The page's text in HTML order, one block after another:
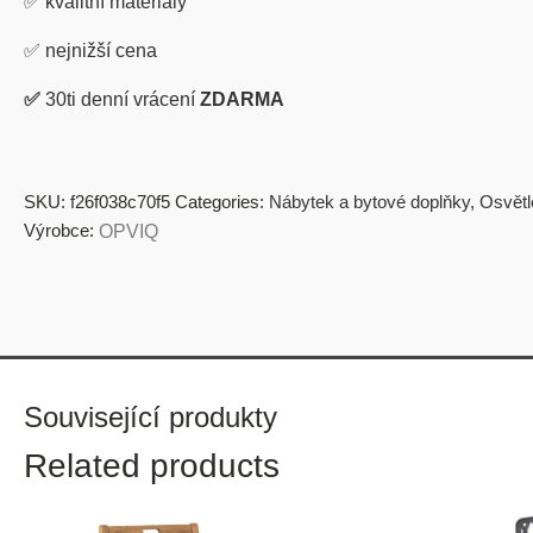
✅ nejnižší cena
✅ 30ti denní vrácení ZDARMA
SKU: f26f038c70f5 Categories: Nábytek a bytové doplňky,
Výrobce: OPVIQ
Související produkty
Related products